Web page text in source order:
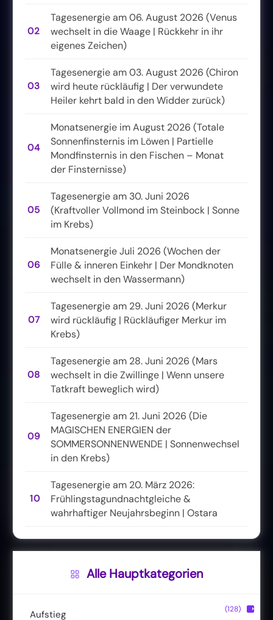
02
Tagesenergie am 06. August 2026 (Venus
wechselt in die Waage | Rückkehr in ihr
eigenes Zeichen)
03
Tagesenergie am 03. August 2026 (Chiron
wird heute rückläufig | Der verwundete
Heiler kehrt bald in den Widder zurück)
04
Monatsenergie im August 2026 (Totale
Sonnenfinsternis im Löwen | Partielle
Mondfinsternis in den Fischen – Monat
der Finsternisse)
05
Tagesenergie am 30. Juni 2026
(Kraftvoller Vollmond im Steinbock | Sonne
im Krebs)
06
Monatsenergie Juli 2026 (Wochen der
Fülle & inneren Einkehr | Der Mondknoten
wechselt in den Wassermann)
07
Tagesenergie am 29. Juni 2026 (Merkur
wird rückläufig | Rückläufiger Merkur im
Krebs)
08
Tagesenergie am 28. Juni 2026 (Mars
wechselt in die Zwillinge | Wenn unsere
Tatkraft beweglich wird)
09
Tagesenergie am 21. Juni 2026 (Die
MAGISCHEN ENERGIEN der
SOMMERSONNENWENDE | Sonnenwechsel
in den Krebs)
10
Tagesenergie am 20. März 2026:
Frühlingstagundnachtgleiche &
wahrhaftiger Neujahrsbeginn | Ostara
Alle Hauptkategorien
Aufstieg (128) ▶